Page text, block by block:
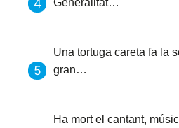
Una tortuga careta fa la
gran…
Ha mort el cantant,